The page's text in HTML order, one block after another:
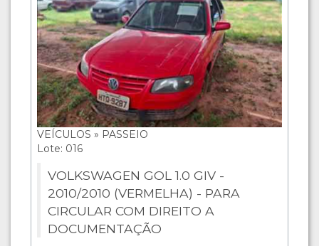
VEÍCULOS » PASSEIO
Lote: 016
VOLKSWAGEN GOL 1.0 GIV -
2010/2010 (VERMELHA) - PARA
CIRCULAR COM DIREITO A
DOCUMENTAÇÃO